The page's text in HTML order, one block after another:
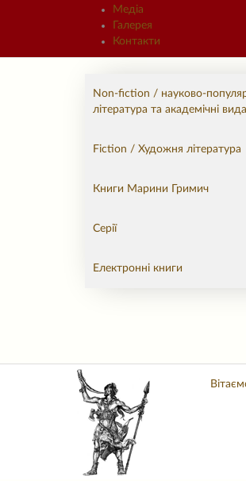
Медіа
Галерея
Контакти
Non-fiction / науково-
література та академічні
Fiction / Художня література
Книги Марини Гримич
Серії
Електронні книги